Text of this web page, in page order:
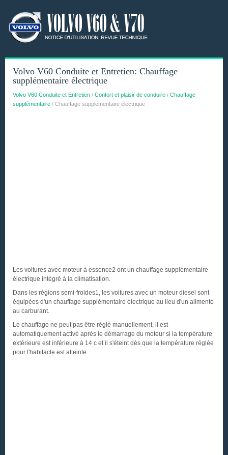
Volvo V60 Conduite et Entretien: Chauffage
supplémentaire électrique
Volvo V60 Conduite et Entretien / Confort et plaisir de conduire / Chauffage
supplémentaire / Chauffage supplémentaire électrique
Les voitures avec moteur à essence2 ont un chauffage supplémentaire
électrique intégré à la climatisation.
Dans les régions semi-froides1, les voitures avec un moteur diesel sont
équipées d'un chauffage supplémentaire électrique au lieu d'un alimenté
au carburant.
Le chauffage ne peut pas être réglé manuellement, il est
automatiquement activé après le démarrage du moteur si la température
extérieure est inférieure à 14 c et il s'éteint dès que la température réglée
pour l'habitacle est atteinte.